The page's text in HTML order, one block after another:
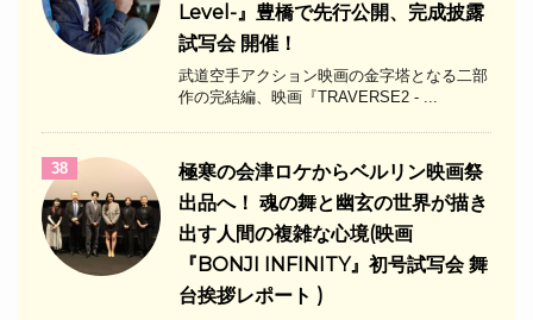
Level-』豊橋で先行公開、完成披露
試写会 開催！
武道空手アクション映画の金字塔となる二部
作の完結編、映画『TRAVERSE2 - ...
38
極寒の会津ロケからベルリン映画祭
出品へ！ 魂の舞と幽玄の世界が描き
出す人間の複雑な心境(映画
『BONJI INFINITY』初号試写会 舞
台挨拶レポート )